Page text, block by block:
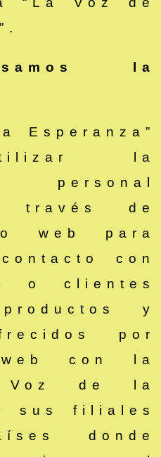
la
Esperanza”
la
personal
través de
web para
con
o clientes
y
por
con la
Voz de la
sus filiales
donde